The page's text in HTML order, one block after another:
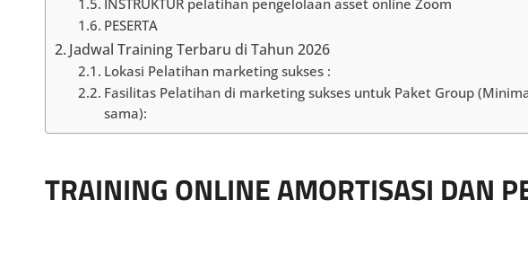
INSTRUKTUR pelatihan pengelolaan asset online Zoom
PESERTA
Jadwal Training Terbaru di Tahun 2026
Lokasi Pelatihan marketing sukses :
Fasilitas Pelatihan di marketing sukses untuk Paket Group
sama):
TRAINING ONLINE AMORTISASI DAN